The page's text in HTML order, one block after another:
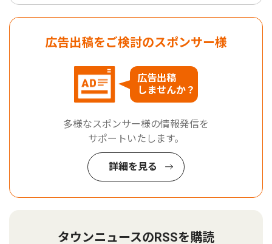
広告出稿をご検討のスポンサー様
広告出稿
しませんか？
多様なスポンサー様の情報発信を
サポートいたします。
詳細を見る
タウンニュースのRSSを購読